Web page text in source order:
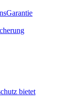
bietet